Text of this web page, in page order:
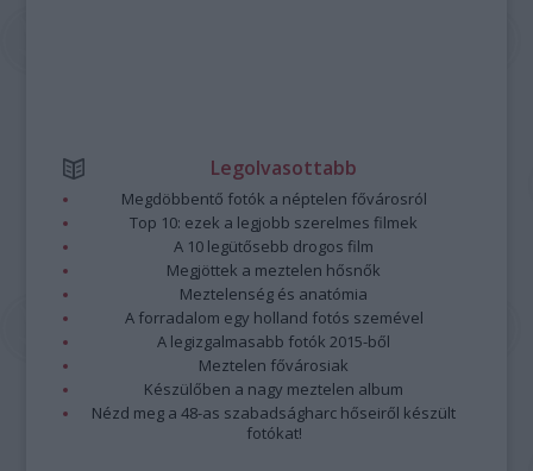
Legolvasottabb
Megdöbbentő fotók a néptelen fővárosról
Top 10: ezek a legjobb szerelmes filmek
A 10 legütősebb drogos film
Megjöttek a meztelen hősnők
Meztelenség és anatómia
A forradalom egy holland fotós szemével
A legizgalmasabb fotók 2015-ből
Meztelen fővárosiak
Készülőben a nagy meztelen album
Nézd meg a 48-as szabadságharc hőseiről készült
fotókat!